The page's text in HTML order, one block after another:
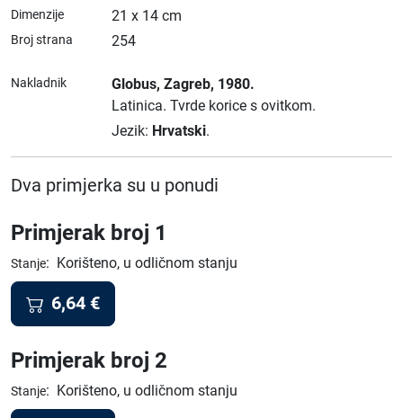
Dimenzije 21 x 14 cm
Broj strana 254
Nakladnik Globus, Zagreb, 1980.
Latinica. Tvrde korice s ovitkom.
Jezik: Hrvatski.
Dva primjerka su u ponudi
Primjerak broj 1
Stanje: Korišteno, u odličnom stanju
6,64 €
Primjerak broj 2
Stanje: Korišteno, u odličnom stanju